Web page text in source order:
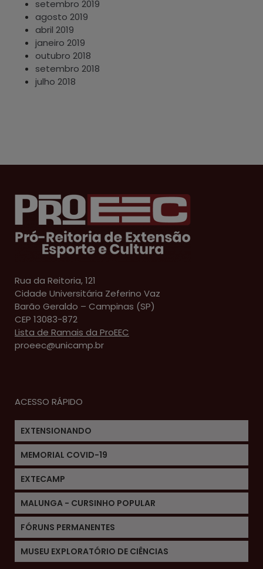
setembro 2019
agosto 2019
abril 2019
janeiro 2019
outubro 2018
setembro 2018
julho 2018
Rua da Reitoria, 121
Cidade Universitária Zeferino Vaz
Barão Geraldo – Campinas (SP)
CEP 13083-872
Lista de Ramais da ProEEC
proeec@unicamp.br
ACESSO RÁPIDO
EXTENSIONANDO
MEMORIAL COVID-19
EXTECAMP
MALUNGA - CURSINHO POPULAR
FÓRUNS PERMANENTES
MUSEU EXPLORATÓRIO DE CIÊNCIAS